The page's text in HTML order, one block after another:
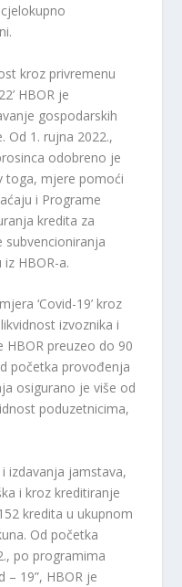
kroz privremenu
HBOR je
gospodarskih
Od 1. rujna 2022.,
odobreno je
toga, mjere pomoći
i Programe
kredita za
subvencioniranja
HBOR-a.
‘Covid-19’ kroz
izvoznika i
preuzeo do 90
početka provođenja
osigurano je više od
poduzetnicima,
izdavanja jamstava,
i kroz kreditiranje
kredita u ukupnom
Od početka
po programima
– 19”, HBOR je